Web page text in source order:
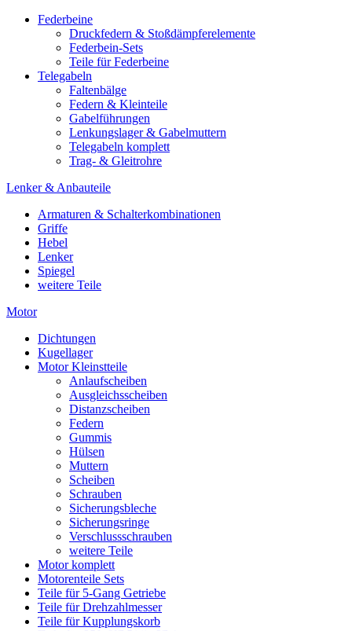
Federbeine
Druckfedern & Stoßdämpferelemente
Federbein-Sets
Teile für Federbeine
Telegabeln
Faltenbälge
Federn & Kleinteile
Gabelführungen
Lenkungslager & Gabelmuttern
Telegabeln komplett
Trag- & Gleitrohre
Lenker & Anbauteile
Armaturen & Schalterkombinationen
Griffe
Hebel
Lenker
Spiegel
weitere Teile
Motor
Dichtungen
Kugellager
Motor Kleinstteile
Anlaufscheiben
Ausgleichsscheiben
Distanzscheiben
Federn
Gummis
Hülsen
Muttern
Scheiben
Schrauben
Sicherungsbleche
Sicherungsringe
Verschlussschrauben
weitere Teile
Motor komplett
Motorenteile Sets
Teile für 5-Gang Getriebe
Teile für Drehzahlmesser
Teile für Kupplungskorb